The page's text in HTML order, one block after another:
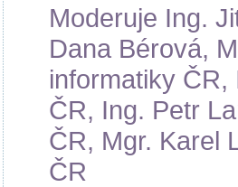
Moderuje Ing.
Dana Bérová,
informatiky
ČR, Ing. Petr
ČR, Mgr. Karel
ČR